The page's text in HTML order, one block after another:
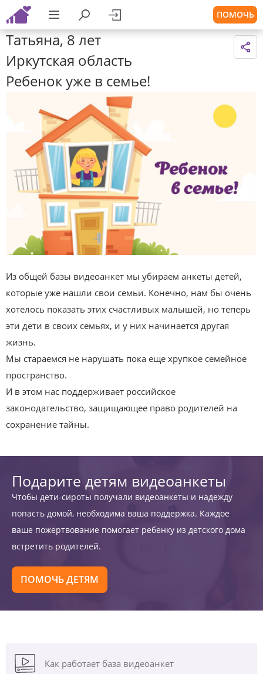
ПОМОЧЬ
Татьяна, 8 лет
Иркутская область
Ребенок уже в семье!
Из общей базы видеоанкет мы убираем анкеты детей,
которые уже нашли свои семьи. Конечно, нам бы очень
хотелось показать этих счастливых малышей, но теперь
эти дети в своих семьях, и у них начинается другая
жизнь.
Мы стараемся не нарушать пока еще хрупкое семейное
пространство.
И в этом нас поддерживает российское
законодательство, защищающее право родителей на
сохранение тайны.
Подарите детям видеоанкеты
Чтобы дети-сироты получали видеоанкеты и надежду
попасть домой, необходима ваша поддержка. Каждое
ваше пожертвование помогает ребенку из детского дома
встретить родителей.
ПОМОЧЬ ДЕТЯМ
Как работает база видеоанкет